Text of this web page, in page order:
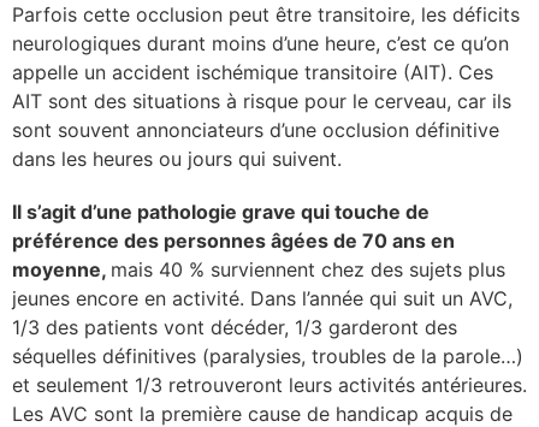
CONNECTÉ
d’info
l’éditeur
un CHU
Parfois cette occlusion peut être transitoire, les déficits
neurologiques durant moins d’une heure, c’est ce qu’on
appelle un accident ischémique transitoire (AIT). Ces
AIT sont des situations à risque pour le cerveau, car ils
sont souvent annonciateurs d’une occlusion définitive
dans les heures ou jours qui suivent.
Il s’agit d’une pathologie grave qui touche de
préférence des personnes âgées de 70 ans en
moyenne, mais 40 % surviennent chez des sujets plus
jeunes encore en activité. Dans l’année qui suit un AVC,
1/3 des patients vont décéder, 1/3 garderont des
séquelles définitives (paralysies, troubles de la parole…)
et seulement 1/3 retrouveront leurs activités antérieures.
Les AVC sont la première cause de handicap acquis de